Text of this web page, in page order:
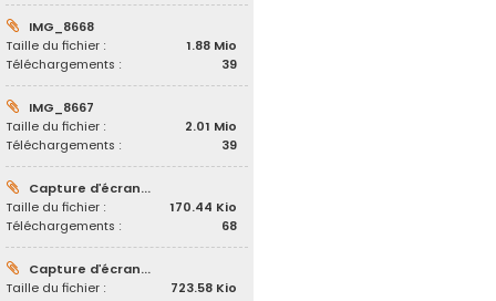
IMG_8668
Taille du fichier :
1.88 Mio
Téléchargements :
39
IMG_8667
Taille du fichier :
2.01 Mio
Téléchargements :
39
Capture d’écran...
Taille du fichier :
170.44 Kio
Téléchargements :
68
Capture d’écran...
Taille du fichier :
723.58 Kio